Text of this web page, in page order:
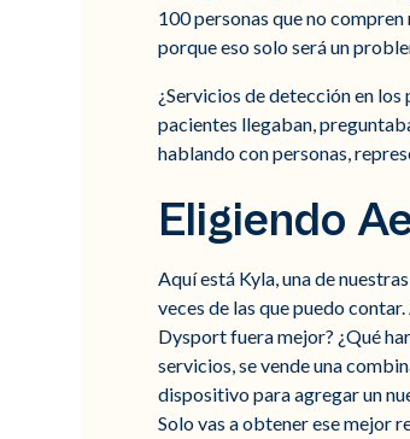
100 personas que no
porque eso solo será un
¿Servicios de detección en
pacientes llegaban,
hablando con personas,
Eligiendo
Aquí está Kyla, una de
veces de las que puedo
Dysport fuera mejor? ¿Qué
servicios, se vende una
dispositivo para agregar un
Solo vas a obtener ese mejor